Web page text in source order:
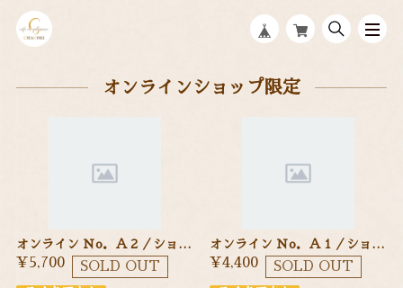
オンラインショップ限定
オンライン Ｎo．Ａ２／ショートケーキ １５cm 季節のフルーツを使ったショートケーキ
¥5,700 SOLD OUT
オンライン Ｎo．Ａ１／ショートケーキ １２cm 季節のフルーツを使ったショートケーキ
¥4,400 SOLD OUT